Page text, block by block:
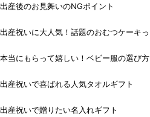
出産後のお見舞いのNGポイント
出産祝いに大人気！話題のおむつケーキっ
本当にもらって嬉しい！ベビー服の選び方
出産祝いで喜ばれる人気タオルギフト
出産祝いで贈りたい名入れギフト